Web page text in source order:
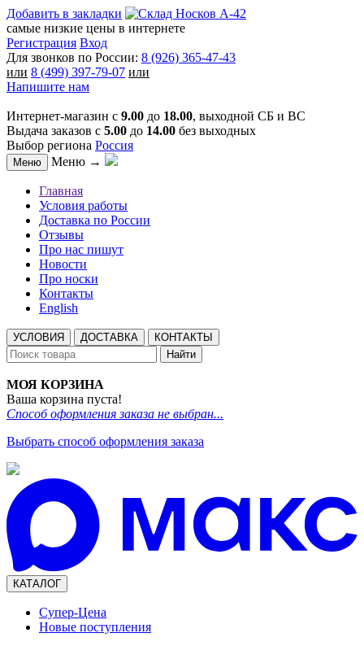
Добавить в закладки
самые низкие цены в интернете
Регистрация Вход
Для звонков по России: 8 (926) 365-47-43
или 8 (499) 397-79-07 или
Напишите нам
Интернет-магазин с 9.00 до 18.00, выходной СБ и ВС
Выдача заказов с 5.00 до 14.00 без выходных
Выбор региона Россия
Меню Меню →
Главная
Условия работы
Доставка по России
Отзывы
Про нас пишут
Новости
Про носки
Контакты
English
УСЛОВИЯ ДОСТАВКА
КОНТАКТЫ
Найти
МОЯ КОРЗИНА
Ваша корзина пуста!
Способ оформления заказа не выбран...
Выбрать способ оформления заказа
КАТАЛОГ
Супер-Цена
Новые поступления